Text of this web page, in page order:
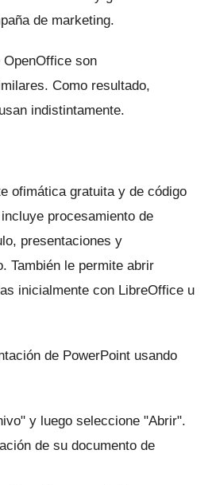
de marketing.
son
Como resultado,
indistintamente.
ofimática gratuita y de código
procesamiento de
presentaciones y
También le permite abrir
inicialmente con LibreOffice u
de PowerPoint usando
y luego seleccione "Abrir".
de su documento de